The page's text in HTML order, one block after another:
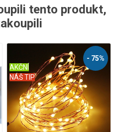
tento produkt,
- 75%
NÁŠ TIP
AKČNÍ